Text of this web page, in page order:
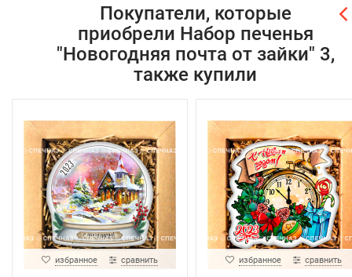
Покупатели, которые
приобрели Набор печенья
"Новогодняя почта от зайки" 3,
также купили
избранное сравнить избранное сравнить